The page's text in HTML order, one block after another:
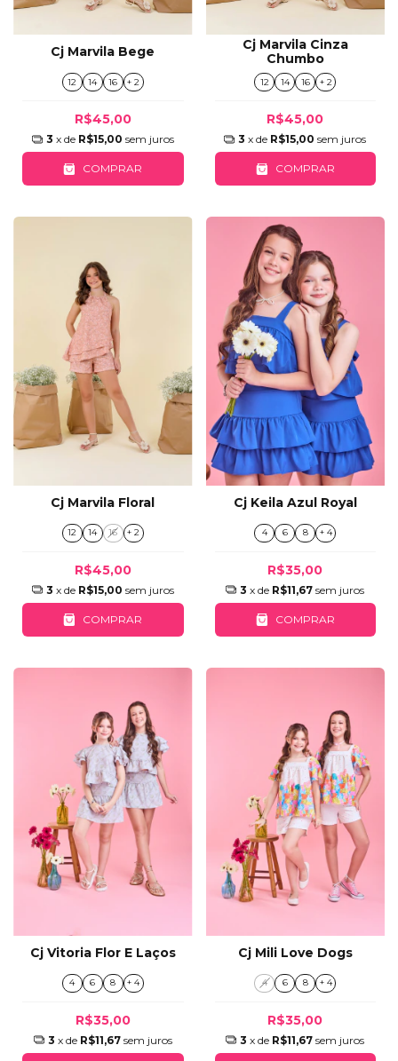
Cj Marvila Bege
12 14 16 + 2
R$45,00
3 x de R$15,00 sem juros
COMPRAR
Cj Marvila Cinza
Chumbo
12 14 16 + 2
R$45,00
3 x de R$15,00 sem juros
COMPRAR
Cj Marvila Floral
12 14 16 + 2
R$45,00
3 x de R$15,00 sem juros
COMPRAR
Cj Keila Azul Royal
4 6 8 + 4
R$35,00
3 x de R$11,67 sem juros
COMPRAR
Cj Vitoria Flor E Laços
4 6 8 + 4
R$35,00
3 x de R$11,67 sem juros
Cj Mili Love Dogs
4 6 8 + 4
R$35,00
3 x de R$11,67 sem juros